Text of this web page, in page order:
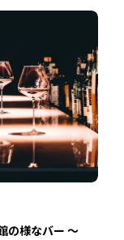
の様なバー ～